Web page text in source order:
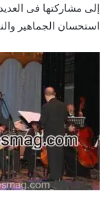
إلى مشاركتها فى
استحسان الجماهير